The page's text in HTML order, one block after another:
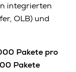
integrierten
OLB) und
Pakete pro
Pakete